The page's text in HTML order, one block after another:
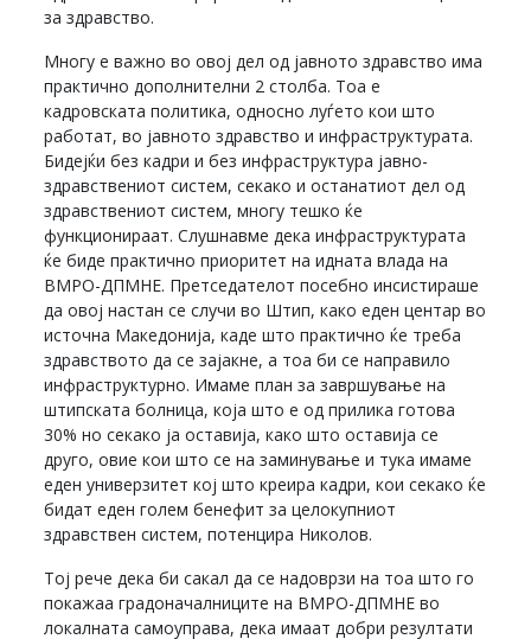
за здравство.
Многу е важно во овој дел од јавното здравство има
практично дополнителни 2 столба. Тоа е
кадровската политика, односно луѓето кои што
работат, во јавното здравство и инфраструктурата.
Бидејќи без кадри и без инфраструктура јавно-
здравствениот систем, секако и останатиот дел од
здравствениот систем, многу тешко ќе
функционираат. Слушнавме дека инфраструктурата
ќе биде практично приоритет на идната влада на
ВМРО-ДПМНЕ. Претседателот посебно инсистираше
да овој настан се случи во Штип, како еден центар во
источна Македонија, каде што практично ќе треба
здравството да се зајакне, а тоа би се направило
инфраструктурно. Имаме план за завршување на
штипската болница, која што е од прилика готова
30% но секако ја оставија, како што оставија се
друго, овие кои што се на заминување и тука имаме
еден универзитет кој што креира кадри, кои секако ќе
бидат еден голем бенефит за целокупниот
здравствен систем, потенцира Николов.
Тој рече дека би сакал да се надоврзи на тоа што го
покажаа градоначалниците на ВМРО-ДПМНЕ во
локалната самоуправа, дека имаат добри резултати